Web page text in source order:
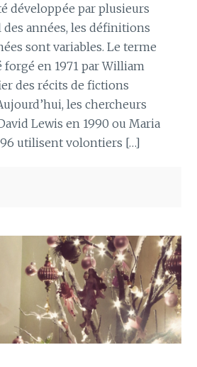
développée par plusieurs
années, les définitions
sont variables. Le terme
en 1971 par William
des récits de fictions
les chercheurs
Lewis en 1990 ou Maria
utilisent volontiers […]